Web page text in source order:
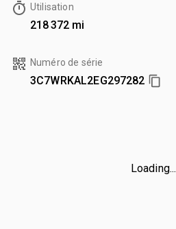
Utilisation
218 372 mi
Numéro de série
3C7WRKAL2EG297282
Loading...